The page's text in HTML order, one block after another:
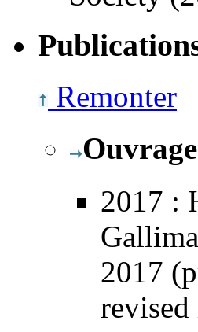
Remonter
2017 :
2017